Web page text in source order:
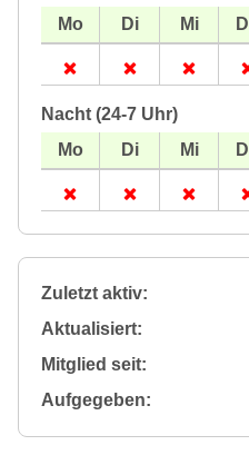
Nacht (24-7 Uhr)
Zuletzt aktiv:
Aktualisiert:
Mitglied seit:
Aufgegeben: